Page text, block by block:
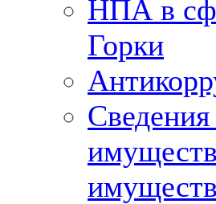
НПА в
Горки